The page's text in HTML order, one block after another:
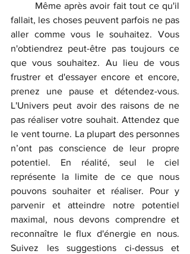
fallait, les choses peuvent parfois ne pas
aller comme vous le souhaitez. Vous
n'obtiendrez peut-être pas toujours ce
que vous souhaitez. Au lieu de vous
frustrer et d'essayer encore et encore,
prenez une pause et détendez-vous.
L'Univers peut avoir des raisons de ne
pas réaliser votre souhait. Attendez que
le vent tourne. La plupart des personnes
n’ont pas conscience de leur propre
potentiel. En réalité, seul le ciel
représente la limite de ce que nous
pouvons souhaiter et réaliser. Pour y
parvenir et atteindre notre potentiel
maximal, nous devons comprendre et
reconnaître le flux d'énergie en nous.
Suivez les suggestions ci-dessus et